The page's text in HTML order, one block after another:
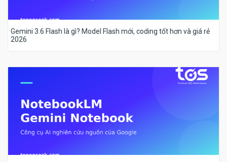
Gemini 3.6 Flash là gì? Model Flash mới, coding tốt hơn và giá rẻ
2026